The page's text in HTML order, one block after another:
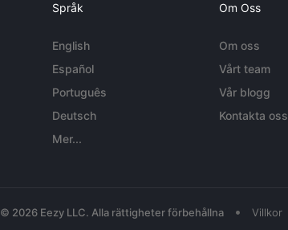
Språk
English
Español
Português
Deutsch
Mer...
Om Oss
Om oss
Vårt team
Vår blogg
Kontakta oss
© 2026 Eezy LLC. Alla rättigheter förbehållna • Villkor